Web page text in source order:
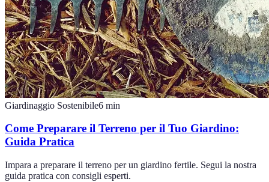
Giardinaggio Sostenibile6 min
Come Preparare il Terreno per il Tuo Giardino:
Guida Pratica
Impara a preparare il terreno per un giardino fertile. Segui la nostra
guida pratica con consigli esperti.